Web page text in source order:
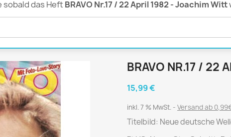
InStyle
Shape
Broschüren
Gute Fahrt
Klassik Motorrad
Motor Klassik
Motorrad Classic
Motorrad Zeitschrift
sobald das Heft BRAVO Nr.17 / 22 April 1982 - Joachim Witt
BRAVO NR.17 / 22
15,99 €
inkl. 7 % MwSt. Versand ab
Titelbild: Neue deutsche